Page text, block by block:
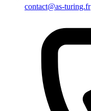
contact@as-turing.fr